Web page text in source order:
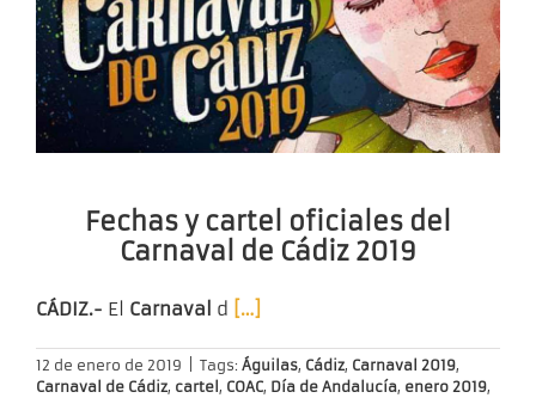
Fechas y cartel oficiales del
Carnaval de Cádiz 2019
CÁDIZ.- El Carnaval d […]
12 de enero de 2019 Tags: Águilas, Cádiz, Carnaval 2019,
Carnaval de Cádiz, cartel , COAC, Día de Andalucía, enero 2019,